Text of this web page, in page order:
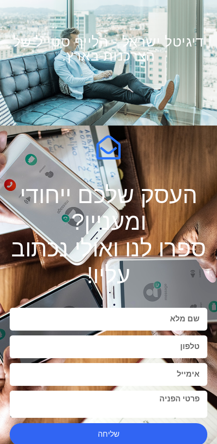
דיגיטל ישראל - הלייף סטייל של
הצרכנות בארץ.
העסק שלכם ייחודי
ומעניין?
ספרו לנו ואולי נכתוב
עליו!
שליחה